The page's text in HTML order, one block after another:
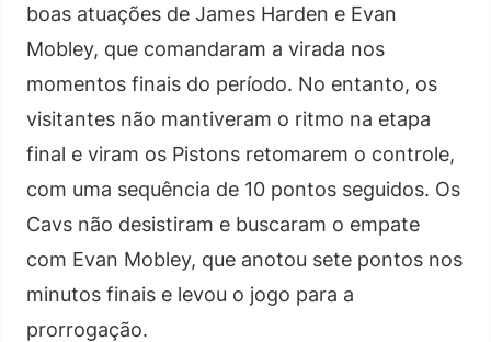
boas atuações de James Harden e Evan
Mobley, que comandaram a virada nos
momentos finais do período. No entanto, os
visitantes não mantiveram o ritmo na etapa
final e viram os Pistons retomarem o controle,
com uma sequência de 10 pontos seguidos. Os
Cavs não desistiram e buscaram o empate
com Evan Mobley, que anotou sete pontos nos
minutos finais e levou o jogo para a
prorrogação.